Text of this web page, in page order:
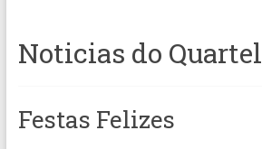
Noticias do Quartel
Festas Felizes